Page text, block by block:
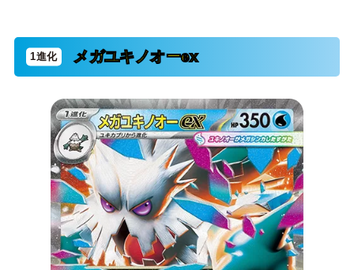
メガユキノオーex